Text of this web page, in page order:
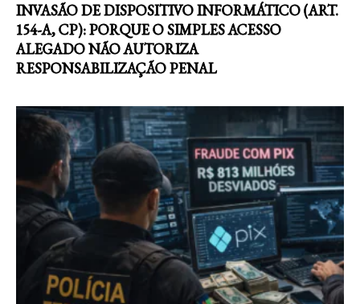
INVASÃO DE DISPOSITIVO INFORMÁTICO (ART.
154-A, CP): PORQUE O SIMPLES ACESSO
ALEGADO NÃO AUTORIZA
RESPONSABILIZAÇÃO PENAL